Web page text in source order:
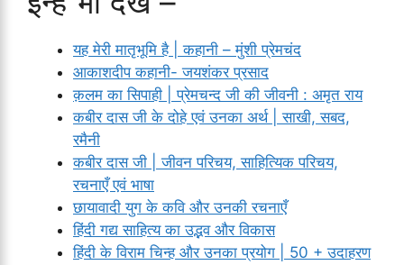
यह मेरी मातृभूमि है | कहानी – मुंशी प्रेमचंद
आकाशदीप कहानी- जयशंकर प्रसाद
क़लम का सिपाही | प्रेमचन्द जी की जीवनी : अमृत राय
कबीर दास जी के दोहे एवं उनका अर्थ | साखी, सबद,
रमैनी
कबीर दास जी | जीवन परिचय, साहित्यिक परिचय,
रचनाएँ एवं भाषा
छायावादी युग के कवि और उनकी रचनाएँ
हिंदी गद्य साहित्य का उद्भव और विकास
हिंदी के विराम चिन्ह और उनका प्रयोग | 50 + उदाहरण